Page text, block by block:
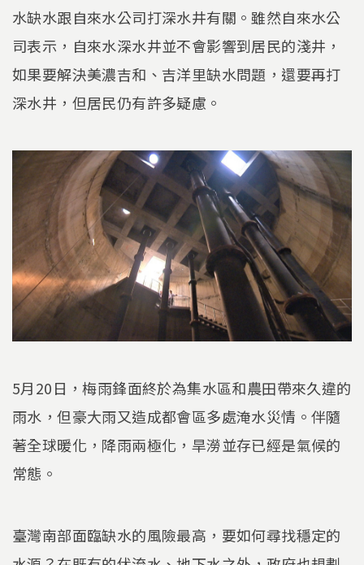
水缺水跟自來水公司打深水井有關。雖然自來水公
司表示，自來水深水井並不會影響到居民的淺井，
如果要解決美濃吉和、吉洋里缺水問題，還要再打
深水井，但居民仍有許多疑慮。
5月20日，梅雨鋒面終於為集水區和農田帶來久違的
雨水，但豪大雨又造成都會區多處淹水災情。伴隨
著全球暖化，降雨兩極化，旱澇並存已經是氣候的
常態。
臺灣南部面臨缺水的風險最高，要如何尋找穩定的